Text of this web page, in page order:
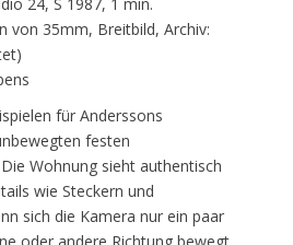
von 35mm, Breitbild, Archiv:
für Anderssons
festen
Wohnung sieht authentisch
wie Steckern und
sich die Kamera nur ein paar